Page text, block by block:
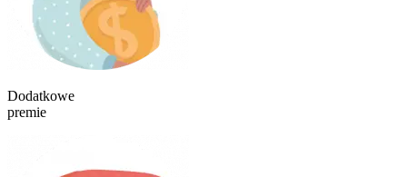
Dodatkowe
premie